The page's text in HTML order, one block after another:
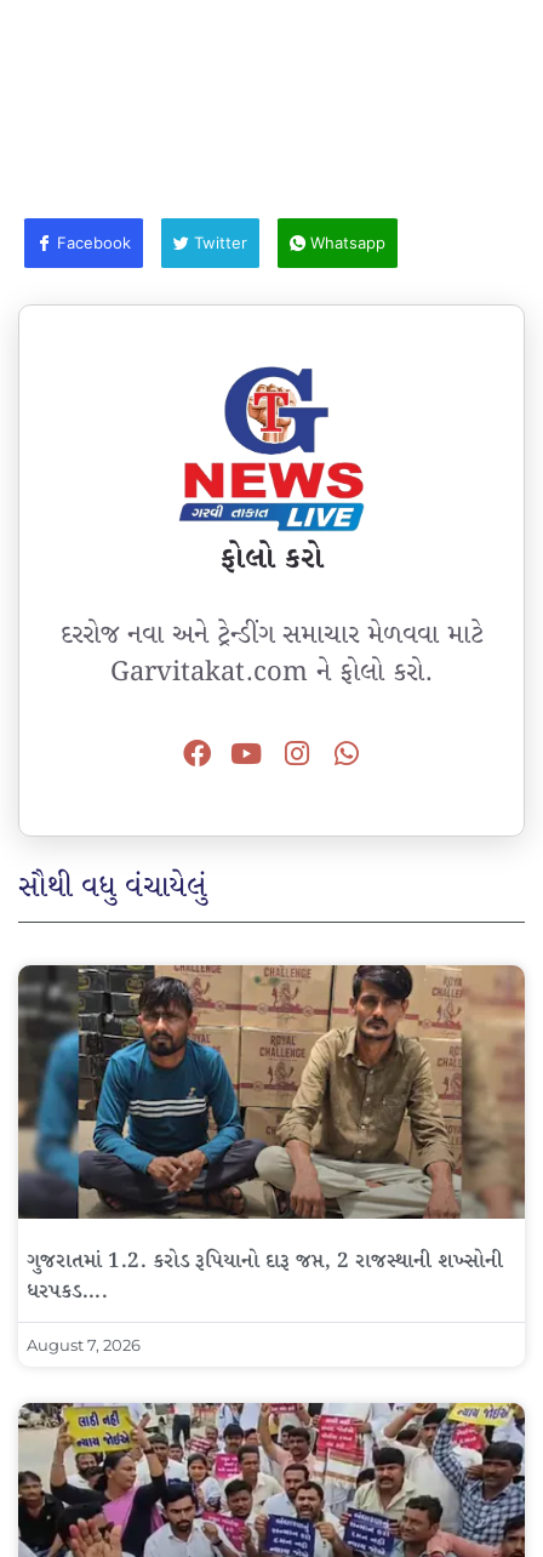
Facebook Twitter Whatsapp
ફોલો કરો
દરરોજ નવા અને ટ્રેન્ડીંગ સમાચાર મેળવવા માટે
Garvitakat.com ને ફોલો કરો.
સૌથી વધુ વંચાયેલું
ગુજરાતમાં 1.2. કરોડ રૂપિયાનો દારૂ જપ્ત, 2 રાજસ્થાની શખ્સોની
ધરપકડ….
August 7, 2026